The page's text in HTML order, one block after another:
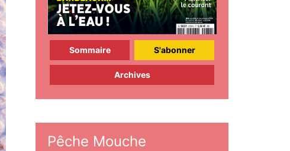
Sommaire S'abonner
Archives
Pêche Mouche